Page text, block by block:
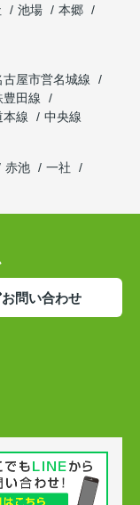
池場
本郷
古屋市営名城線
豊田線
本線
中央線
赤池
一社
お問い合わせ